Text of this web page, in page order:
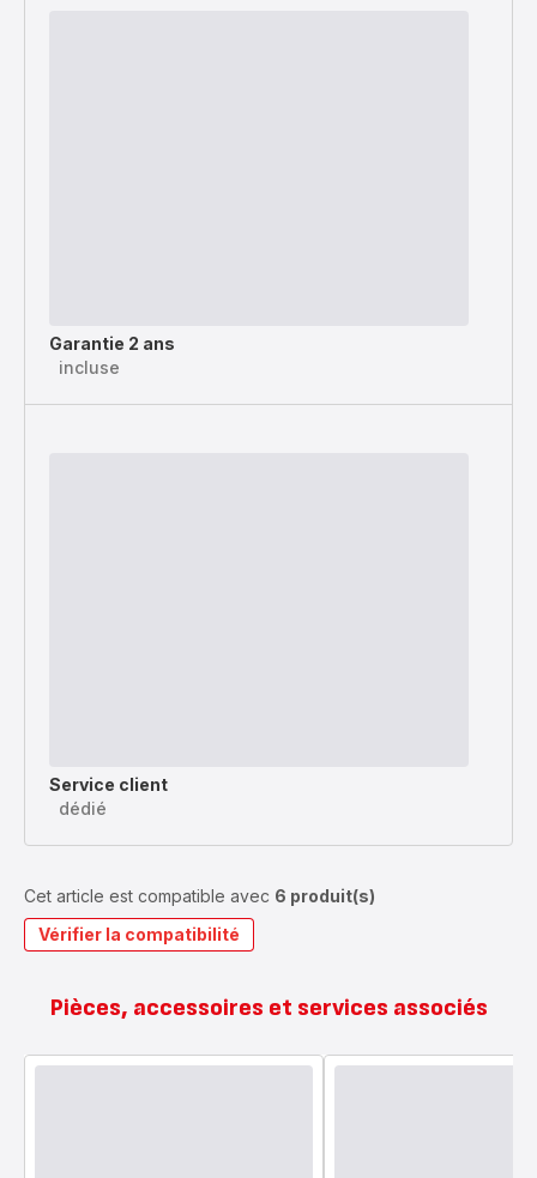
Garantie 2 ans
incluse
Service client
dédié
Cet article est compatible avec 6 produit(s)
Vérifier la compatibilité
Pièces, accessoires et services associés